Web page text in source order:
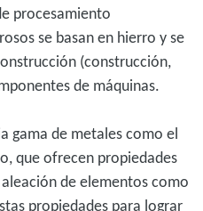
procesamiento
se basan en hierro y se
(construcción,
de máquinas.
gama de metales como el
que ofrecen propiedades
de elementos como
propiedades para lograr